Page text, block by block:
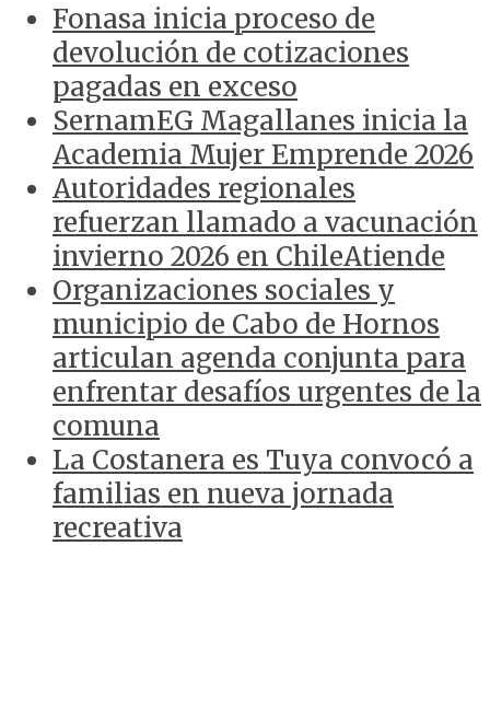
Fonasa inicia proceso de
devolución de cotizaciones
pagadas en exceso
SernamEG Magallanes inicia la
Academia Mujer Emprende 2026
Autoridades regionales
refuerzan llamado a vacunación
invierno 2026 en ChileAtiende
Organizaciones sociales y
municipio de Cabo de Hornos
articulan agenda conjunta para
enfrentar desafíos urgentes de la
comuna
La Costanera es Tuya convocó a
familias en nueva jornada
recreativa